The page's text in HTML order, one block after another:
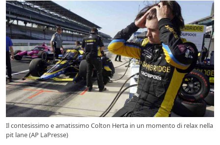
Il contesissimo e amatissimo Colton Herta in un momento di relax nella
pit lane (AP LaPresse)